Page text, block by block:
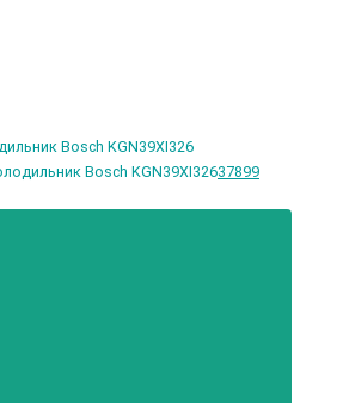
Bosch KGN39XI32637899